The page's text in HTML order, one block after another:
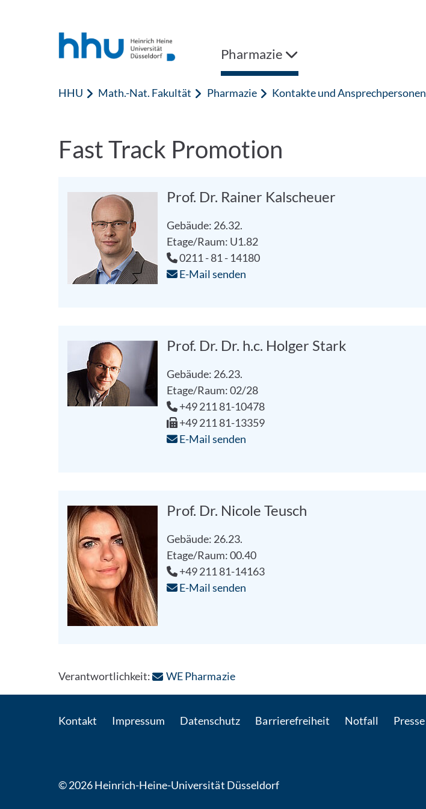
Pharmazie
HHU Math.-Nat. Fakultät Pharmazie Kontakte und Ansprechpersonen
Fast Track Promotion
Prof. Dr. Rainer Kalscheuer
Gebäude: 26.32.
Etage/Raum: U1.82
0211 - 81 - 14180
E-Mail senden
Prof. Dr. Dr. h.c. Holger Stark
Gebäude: 26.23.
Etage/Raum: 02/28
+49 211 81-10478
+49 211 81-13359
E-Mail senden
Prof. Dr. Nicole Teusch
Gebäude: 26.23.
Etage/Raum: 00.40
+49 211 81-14163
E-Mail senden
Verantwortlichkeit: WE Pharmazie: Per E-Mail kontaktieren
Kontakt Impressum Datenschutz Barrierefreiheit Notfall Presse
© 2026 Heinrich-Heine-Universität Düsseldorf